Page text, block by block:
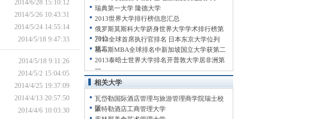
2014/6/28 15:10:12
2014/5/26 10:43:31
2014/5/24 14:55:14
2014/5/18 9:47:33
2014/5/18 9:11:26
2014/5/2 15:04:05
2014/4/25 19:37:09
2014/4/13 20:57:50
2014/4/6 10:03:30
瑞典第一大学 隆德大学
2013世界大学排行榜信息汇总
俄罗斯莫斯科大学跻身世界大学学术排行榜第
79位
2013全球首席执行官排名 日本东京大学位列
第二
福布斯MBA全球排名中新加坡国立大学获第二
2013泰晤士世界大学排名开普敦大学居非洲第
一
相关大学
瓦岱勒国际酒店管理与旅游管理商学院瑞士校
区
蒙特勒酒店工商管理大学